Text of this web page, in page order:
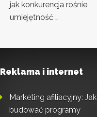
jak konkurencja rośnie,
umiejętność …
Reklama i internet
Marketing afiliacyjny: Jak
budować programy